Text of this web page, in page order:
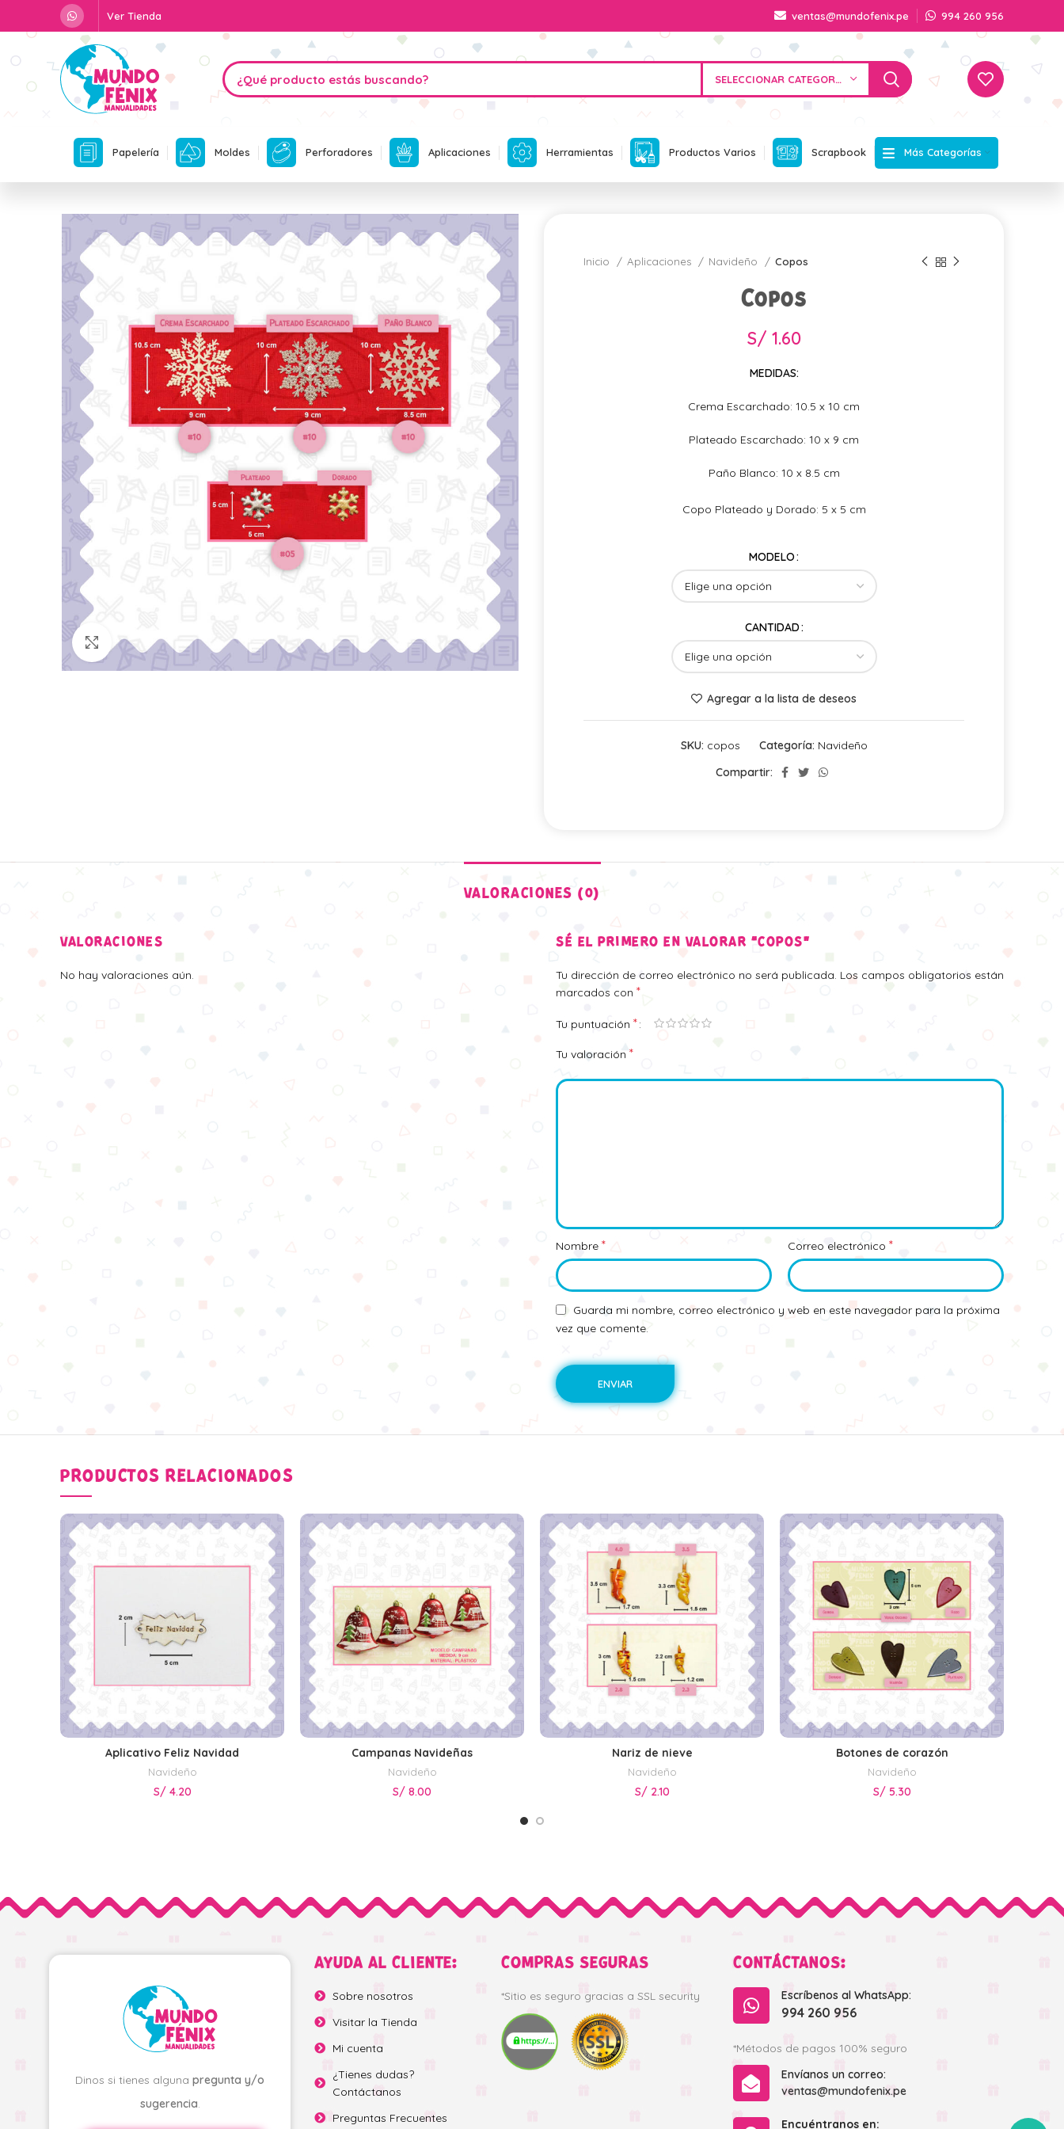
Ver Tienda ventas@mundofenix.pe 994 260 956
SELECCIONAR CATEGORÍA
Papelería Moldes Perforadores Aplicaciones Herramientas Productos Varios Scrapbook Más Categorías
Click para agrandar
Inicio Aplicaciones Navideño Copos
Copos
S/ 1.60
MEDIDAS:
Crema Escarchado: 10.5 x 10 cm
Plateado Escarchado: 10 x 9 cm
Paño Blanco: 10 x 8.5 cm
Copo Plateado y Dorado: 5 x 5 cm
MODELO
CANTIDAD
Agregar a la lista de deseos
SKU: copos Categoría: Navideño
Compartir:
VALORACIONES (0)
VALORACIONES
No hay valoraciones aún.
SÉ EL PRIMERO EN VALORAR “COPOS”
Tu dirección de correo electrónico no será publicada. Los campos obligatorios están
marcados con *
Tu puntuación *
Tu valoración *
Nombre * Correo electrónico *
Guarda mi nombre, correo electrónico y web en este navegador para la próxima
vez que comente.
PRODUCTOS RELACIONADOS
SELECCIONAR OPCIONES
Aplicativo Feliz Navidad
Navideño
S/ 4.20
AÑADIR AL CARRITO
Campanas Navideñas
Navideño
S/ 8.00
SELECCIONAR OPCIONES
Nariz de nieve
Navideño
S/ 2.10
SELECCIONAR OPCIONES
Botones de corazón
Navideño
S/ 5.30
Dinos si tienes alguna pregunta y/o
sugerencia.
AYUDA AL CLIENTE:
Sobre nosotros
Visitar la Tienda
Mi cuenta
¿Tienes dudas?
Contáctanos
Preguntas Frecuentes
COMPRAS SEGURAS
*Sitio es seguro gracias a SSL security
CONTÁCTANOS:
Escríbenos al WhatsApp:
994 260 956
*Métodos de pagos 100% seguro
Envíanos un correo:
ventas@mundofenix.pe
Encuéntranos en: